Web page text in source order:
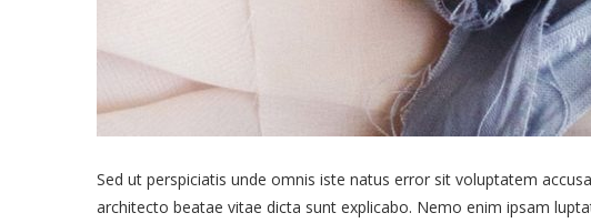
Sed ut perspiciatis unde omnis iste natus error sit voluptatem
architecto beatae vitae dicta sunt explicabo. Nemo enim ipsam